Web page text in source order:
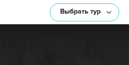
Выбрать тур